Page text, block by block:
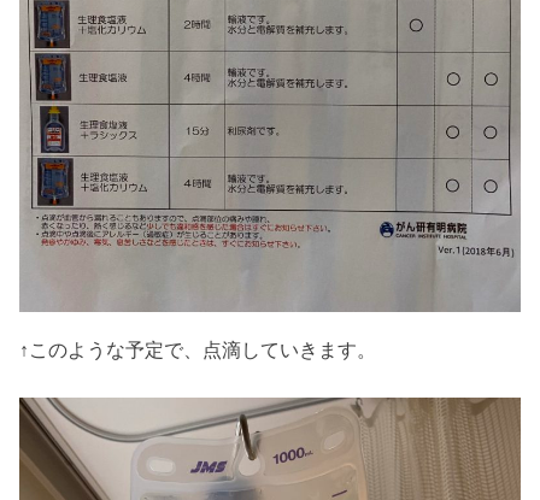
↑このような予定で、点滴していきます。